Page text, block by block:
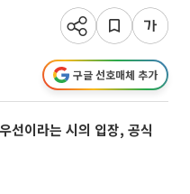
구글 선호매체 추가
선이라는 시의 입장, 공식